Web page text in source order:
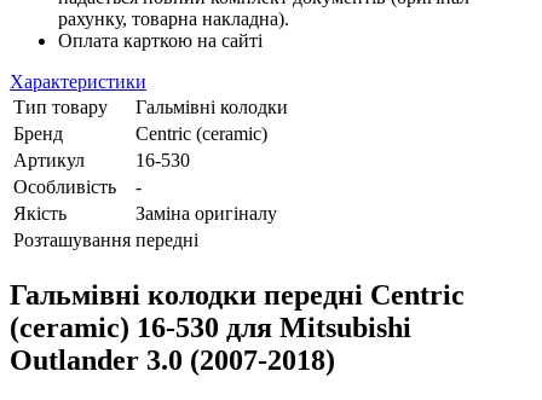
рахунку, товарна накладна).
Оплата карткою на сайті
Характеристики
Тип товару
Гальмівні колодки
Бренд
Centric (ceramic)
Артикул
16-530
Особливість
-
Якість
Заміна оригіналу
Розташування передні
Гальмівні колодки передні Centric
(ceramic) 16-530 для Mitsubishi
Outlander 3.0 (2007-2018)